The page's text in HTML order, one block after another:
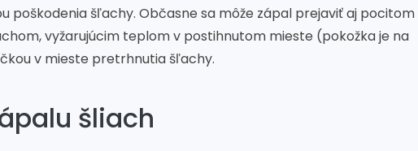
poškodenia šľachy. Občasne sa môže zápal prejaviť aj pocitom
vyžarujúcim teplom v postihnutom mieste (pokožka je na
v mieste pretrhnutia šľachy.
šliach